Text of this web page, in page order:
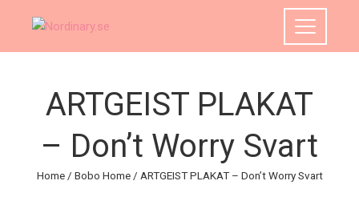
ARTGEIST PLAKAT
– Don’t Worry Svart
Home/ Bobo Home/ ARTGEIST PLAKAT – Don’t Worry Svart